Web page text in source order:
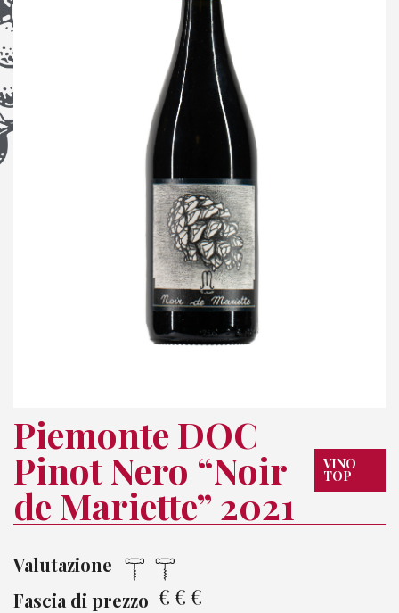
Piemonte DOC
Pinot Nero “Noir
de Mariette” 2021
VINO
TOP
Valutazione
Fascia di prezzo €€€